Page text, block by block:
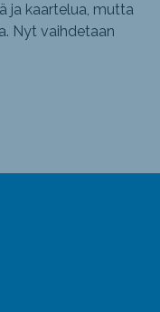
ja kaartelua, mutta
Nyt vaihdetaan